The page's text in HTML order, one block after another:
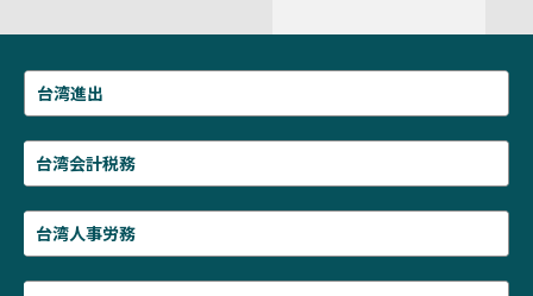
台湾進出
台湾会計税務
台湾人事労務